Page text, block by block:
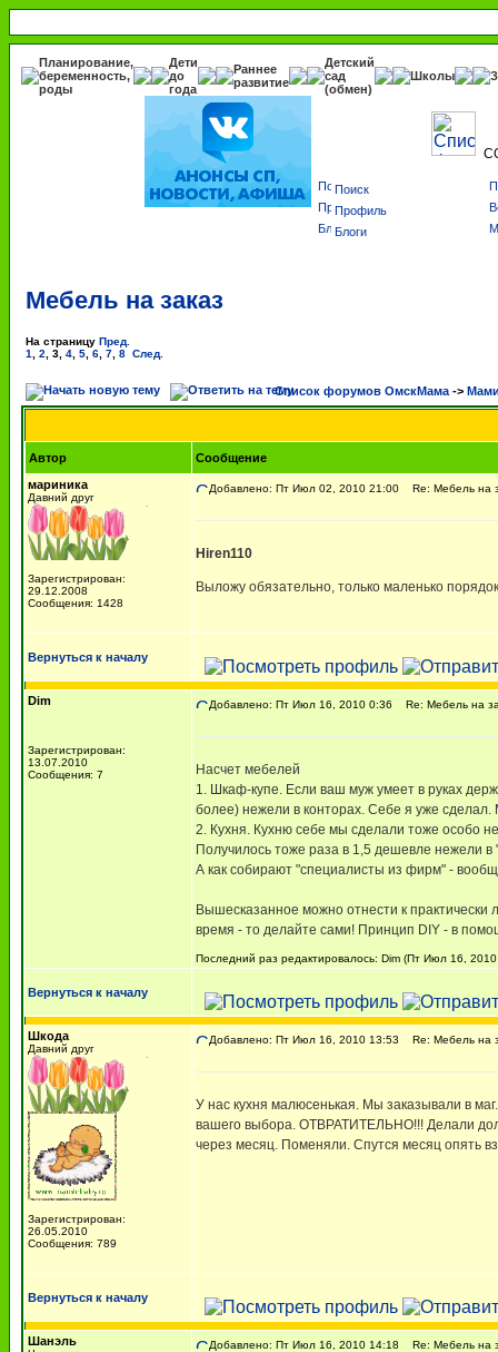
Планирование,
беременность,
роды
Дети
до
года
Раннее
развитие
Детский
сад
(обмен)
Школы
Поиск
Профиль
Блоги
Мебель на заказ
На страницу Пред.
1
2 3 4 5 6 7 8 След.
Список форумов ОмскМама ->
Автор
Сообщение
мариника
Давний друг
Зарегистрирован:
29.12.2008
Сообщения: 1428
Добавлено: Пт Июл 02, 2010 21:00 Re: Мебель на
Hiren110
Выложу обязательно, только маленько
Вернуться к началу
Dim
Зарегистрирован:
13.07.2010
Сообщения: 7
Добавлено: Пт Июл 16, 2010 0:36 Re: Мебель на
Насчет мебелей
1. Шкаф-купе. Если ваш муж умеет в руках
более) нежели в конторах. Себе я уже сделал.
2. Кухня. Кухню себе мы сделали тоже особо
Получилось тоже раза в 1,5 дешевле нежели
А как собирают "специалисты из фирм" -
Вышесказанное можно отнести к
время - то делайте сами! Принцип DIY - в
Последний раз редактировалось: Dim (Пт Июл 16,
Вернуться к началу
Шкода
Давний друг
Зарегистрирован:
26.05.2010
Сообщения: 789
Добавлено: Пт Июл 16, 2010 13:53 Re: Мебель на
У нас кухня малюсенькая. Мы заказывали в
вашего выбора. ОТВРАТИТЕЛЬНО!!! Делали
через месяц. Поменяли. Спутся месяц опять
Вернуться к началу
Шанэль Добавлено: Пт Июл 16, 2010 14:18 Re: Мебель на